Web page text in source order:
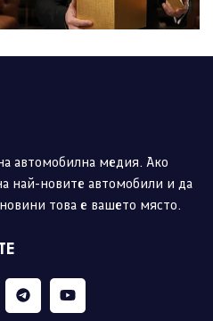
автомобилна медия. Ако
най-новите автомобили и да
това е вашето място.